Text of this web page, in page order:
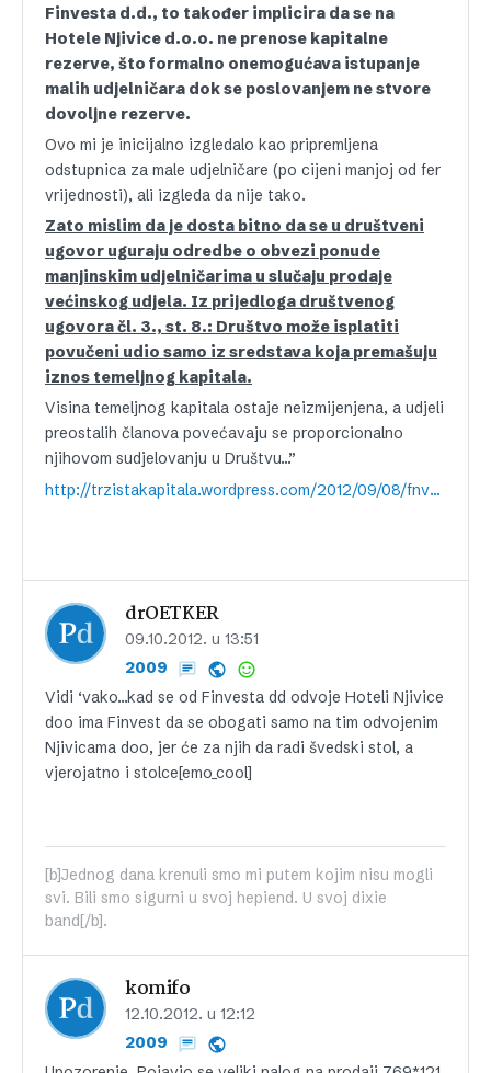
Finvesta d.d., to također implicira da se na
Hotele Njivice d.o.o. ne prenose kapitalne
rezerve, što formalno onemogućava istupanje
malih udjelničara dok se poslovanjem ne stvore
dovoljne rezerve.
Ovo mi je inicijalno izgledalo kao pripremljena
odstupnica za male udjelničare (po cijeni manjoj od fer
vrijednosti), ali izgleda da nije tako.
Zato mislim da je dosta bitno da se u društveni
ugovor uguraju odredbe o obvezi ponude
manjinskim udjelničarima u slučaju prodaje
većinskog udjela. Iz prijedloga društvenog
ugovora čl. 3., st. 8.: Društvo može isplatiti
povučeni udio samo iz sredstava koja premašuju
iznos temeljnog kapitala.
Visina temeljnog kapitala ostaje neizmijenjena, a udjeli
preostalih članova povećavaju se proporcionalno
njihovom sudjelovanju u Društvu…”
http://trzistakapitala.wordpress.com/2012/09/08/fnvc/#comment-21405
drOETKER
09.10.2012. u 13:51
2009
Vidi ‘vako…kad se od Finvesta dd odvoje Hoteli Njivice
doo ima Finvest da se obogati samo na tim odvojenim
Njivicama doo, jer će za njih da radi švedski stol, a
vjerojatno i stolce[emo_cool]
[b]Jednog dana krenuli smo mi putem kojim nisu mogli
svi. Bili smo sigurni u svoj hepiend. U svoj dixie
band[/b].
komifo
12.10.2012. u 12:12
2009